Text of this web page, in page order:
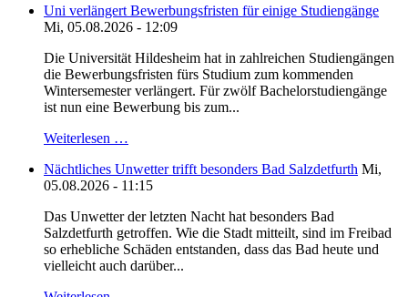
Uni verlängert Bewerbungsfristen für einige Studiengänge
Mi, 05.08.2026 - 12:09
Die Universität Hildesheim hat in zahlreichen Studiengängen
die Bewerbungsfristen fürs Studium zum kommenden
Wintersemester verlängert. Für zwölf Bachelorstudiengänge
ist nun eine Bewerbung bis zum...
Weiterlesen …
Nächtliches Unwetter trifft besonders Bad Salzdetfurth Mi,
05.08.2026 - 11:15
Das Unwetter der letzten Nacht hat besonders Bad
Salzdetfurth getroffen. Wie die Stadt mitteilt, sind im Freibad
so erhebliche Schäden entstanden, dass das Bad heute und
vielleicht auch darüber...